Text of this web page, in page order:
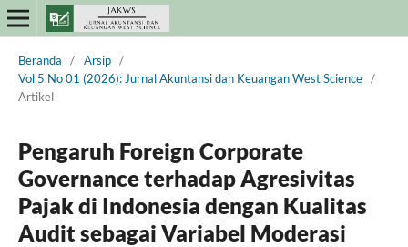
Beranda / Arsip /
Vol 5 No 01 (2026): Jurnal Akuntansi dan Keuangan West Science /
Artikel
Pengaruh Foreign Corporate
Governance terhadap Agresivitas
Pajak di Indonesia dengan Kualitas
Audit sebagai Variabel Moderasi